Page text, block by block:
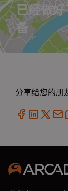
已经做
备
分享给您的朋